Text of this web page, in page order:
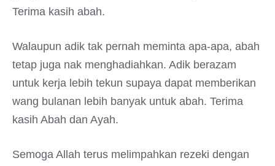
Terima kasih abah.
Walaupun adik tak pernah meminta apa-apa, abah
tetap juga nak menghadiahkan. Adik berazam
untuk kerja lebih tekun supaya dapat memberikan
wang bulanan lebih banyak untuk abah. Terima
kasih Abah dan Ayah.
Semoga Allah terus melimpahkan rezeki dengan